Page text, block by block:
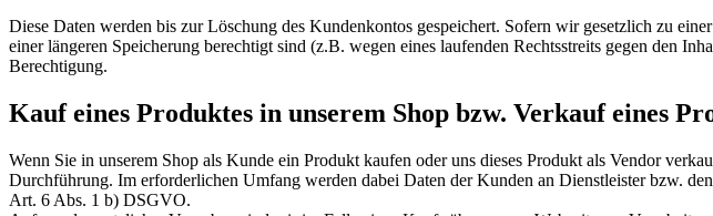
Diese Daten werden bis zur Löschung des Kundenkontos gespeichert. Sofern wir gesetzlich zu
einer längeren Speicherung berechtigt sind (z.B. wegen eines laufenden Rechtsstreits gegen den
Berechtigung.
Kauf eines Produktes in unserem Shop bzw. Verkauf eines
Wenn Sie in unserem Shop als Kunde ein Produkt kaufen oder uns dieses Produkt als Vendor
Durchführung. Im erforderlichen Umfang werden dabei Daten der Kunden an Dienstleister bzw.
Art. 6 Abs. 1 b) DSGVO.